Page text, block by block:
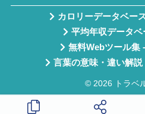
カロリーデータベー
平均年収データ
無料Webツール集
言葉の意味・違い解
© 2026 トラベ